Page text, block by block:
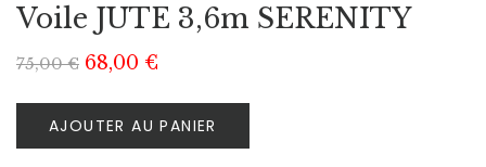
Voile JUTE 3,6m SERENITY
75,00€ 68,00 €
AJOUTER AU PANIER